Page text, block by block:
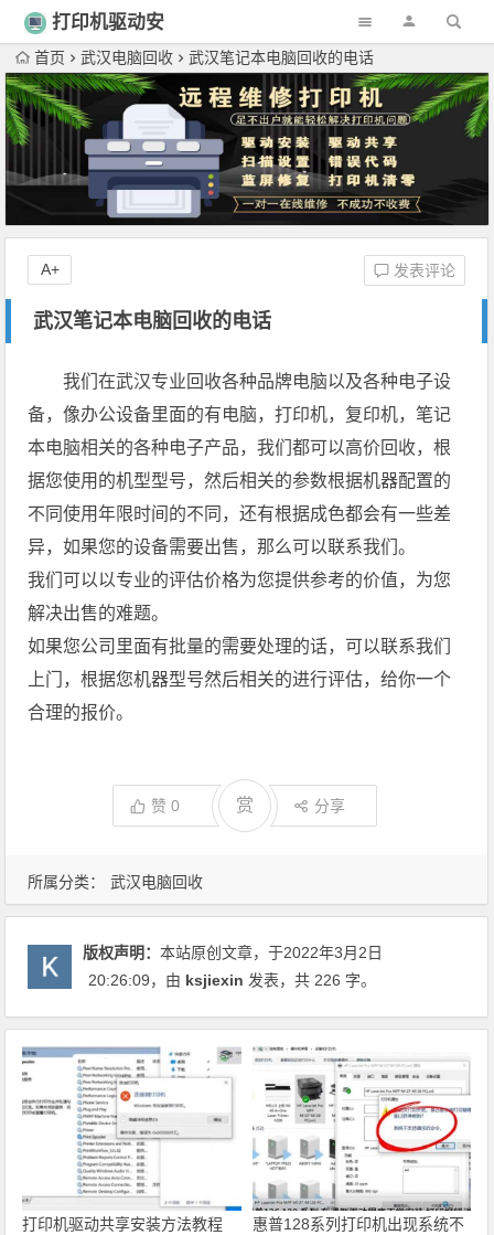
打印机驱动安
装首页 武汉电脑回收 武汉笔记本电脑回收的电话
武汉笔记本电脑回收的电话
发表评论
A+
所属分类： 武汉电脑回收
我们在武汉专业回收各种品牌电脑以及各种电子设
备，像办公设备里面的有电脑，打印机，复印机，笔记
本电脑相关的各种电子产品，我们都可以高价回收，根
据您使用的机型型号，然后相关的参数根据机器配置的
不同使用年限时间的不同，还有根据成色都会有一些差
异，如果您的设备需要出售，那么可以联系我们。
我们可以以专业的评估价格为您提供参考的价值，为您
解决出售的难题。
如果您公司里面有批量的需要处理的话，可以联系我们
上门，根据您机器型号然后相关的进行评估，给你一个
合理的报价。
赞0 赏 分享
版权声明：本站原创文章，于2022年3月2日
20:26:09，由 ksjiexin 发表，共 226 字。
打印机驱动共享安装方法教程
惠普128系列打印机出现系统不